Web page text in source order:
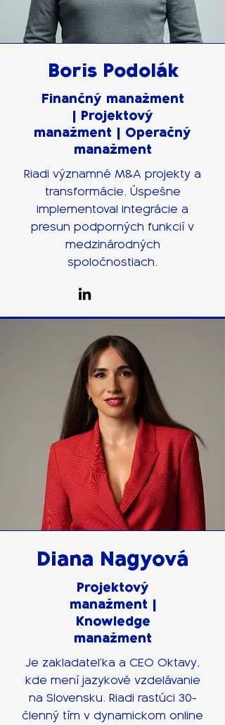
Boris Podolák
Finančný manažment
| Projektový
manažment | Operačný
manažment
Riadi významné M&A projekty a
transformácie. Úspešne
implementoval integrácie a
presun podporných funkcií v
medzinárodných
spoločnostiach.
Diana Nagyová
Projektový
manažment |
Knowledge
manažment
Je zakladateľka a CEO Oktavy,
kde mení jazykové vzdelávanie
na Slovensku. Riadi rastúci 30-
členný tím v dynamickom online